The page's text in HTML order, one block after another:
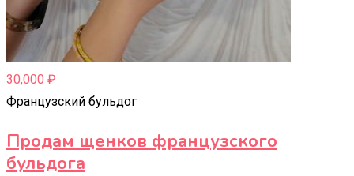
30,000 ₽
Французский бульдог
Продам щенков французского
бульдога